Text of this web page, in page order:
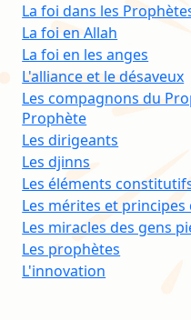
La foi dans les
La foi en Allah
La foi en les anges
L'alliance et le désaveux
Les compagnons du
Prophète
Les dirigeants
Les djinns
Les éléments
Les mérites et principes
Les miracles des gens
Les prophètes
L'innovation